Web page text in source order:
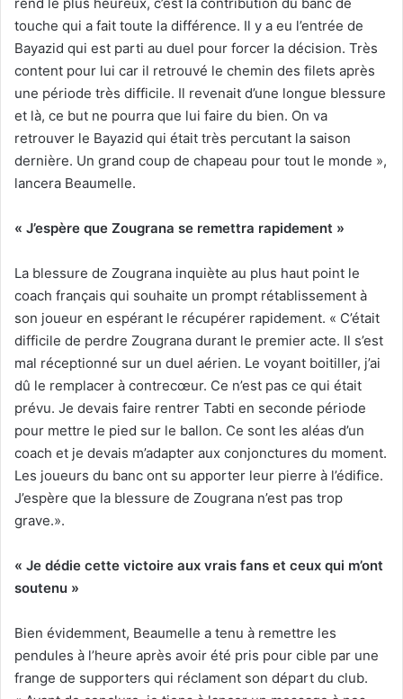
touche qui a fait toute la différence. Il y a eu l’entrée de
Bayazid qui est parti au duel pour forcer la décision. Très
content pour lui car il retrouvé le chemin des filets après
une période très difficile. Il revenait d’une longue blessure
et là, ce but ne pourra que lui faire du bien. On va
retrouver le Bayazid qui était très percutant la saison
dernière. Un grand coup de chapeau pour tout le monde »,
lancera Beaumelle.
« J’espère que Zougrana se remettra rapidement »
La blessure de Zougrana inquiète au plus haut point le
coach français qui souhaite un prompt rétablissement à
son joueur en espérant le récupérer rapidement. « C’était
difficile de perdre Zougrana durant le premier acte. Il s’est
mal réceptionné sur un duel aérien. Le voyant boitiller, j’ai
dû le remplacer à contrecœur. Ce n’est pas ce qui était
prévu. Je devais faire rentrer Tabti en seconde période
pour mettre le pied sur le ballon. Ce sont les aléas d’un
coach et je devais m’adapter aux conjonctures du moment.
Les joueurs du banc ont su apporter leur pierre à l’édifice.
J’espère que la blessure de Zougrana n’est pas trop
grave.».
« Je dédie cette victoire aux vrais fans et ceux qui m’ont
soutenu »
Bien évidemment, Beaumelle a tenu à remettre les
pendules à l’heure après avoir été pris pour cible par une
frange de supporters qui réclament son départ du club.